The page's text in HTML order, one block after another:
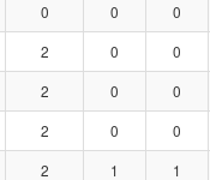
0 0 0
2 0 0
2 0 0
2 0 0
2 1 1